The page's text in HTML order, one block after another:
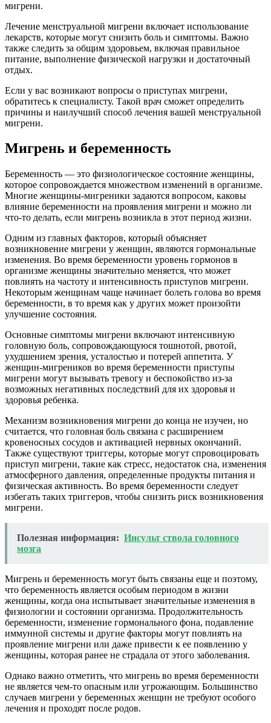
мигрени.
Лечение менструальной мигрени включает использование
лекарств, которые могут снизить боль и симптомы. Важно
также следить за общим здоровьем, включая правильное
питание, выполнение физической нагрузки и достаточный
отдых.
Если у вас возникают вопросы о приступах мигрени,
обратитесь к специалисту. Такой врач сможет определить
причины и наилучший способ лечения вашей менструальной
мигрени.
Мигрень и беременность
Беременность — это физиологическое состояние женщины,
которое сопровождается множеством изменений в организме.
Многие женщины-мигреники задаются вопросом, каковы
влияние беременности на проявления мигрени и можно ли
что-то делать, если мигрень возникла в этот период жизни.
Одним из главных факторов, который объясняет
возникновение мигрени у женщин, являются гормональные
изменения. Во время беременности уровень гормонов в
организме женщины значительно меняется, что может
повлиять на частоту и интенсивность приступов мигрени.
Некоторым женщинам чаще начинает болеть голова во время
беременности, в то время как у других может произойти
улучшение состояния.
Основные симптомы мигрени включают интенсивную
головную боль, сопровождающуюся тошнотой, рвотой,
ухудшением зрения, усталостью и потерей аппетита. У
женщин-мигреников во время беременности приступы
мигрени могут вызывать тревогу и беспокойство из-за
возможных негативных последствий для их здоровья и
здоровья ребенка.
Механизм возникновения мигрени до конца не изучен, но
считается, что головная боль связана с расширением
кровеносных сосудов и активацией нервных окончаний.
Также существуют триггеры, которые могут спровоцировать
приступ мигрени, такие как стресс, недостаток сна, изменения
атмосферного давления, определенные продукты питания и
физическая активность. Во время беременности следует
избегать таких триггеров, чтобы снизить риск возникновения
мигрени.
Полезная информация: Инсульт ствола головного
мозга
Мигрень и беременность могут быть связаны еще и поэтому,
что беременность является особым периодом в жизни
женщины, когда она испытывает значительные изменения в
физиологии и состоянии организма. Продолжительность
беременности, изменение гормонального фона, подавление
иммунной системы и другие факторы могут повлиять на
проявление мигрени или даже привести к ее появлению у
женщины, которая ранее не страдала от этого заболевания.
Однако важно отметить, что мигрень во время беременности
не является чем-то опасным или угрожающим. Большинство
случаев мигрени у беременных женщин не требуют особого
лечения и проходят после родов.